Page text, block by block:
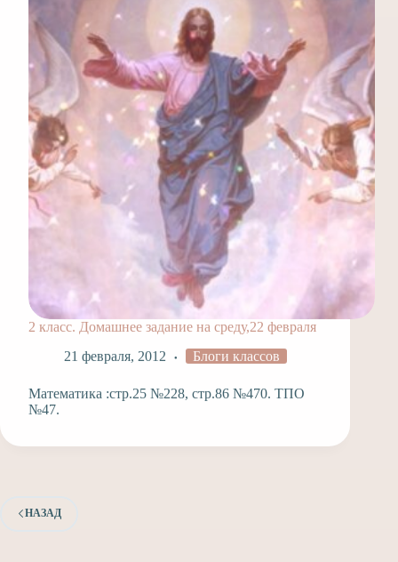
2 класс. Домашнее задание на среду,22 февраля
21 февраля, 2012
Блоги классов
Математика :стр.25 №228, стр.86 №470. ТПО
№47.
НАЗАД